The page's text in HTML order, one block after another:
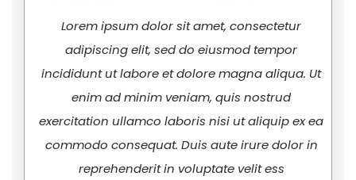
Lorem ipsum dolor sit amet, consectetur
adipiscing elit, sed do eiusmod tempor
incididunt ut labore et dolore magna aliqua. Ut
enim ad minim veniam, quis nostrud
exercitation ullamco laboris nisi ut aliquip ex ea
commodo consequat. Duis aute irure dolor in
reprehenderit in voluptate velit ess